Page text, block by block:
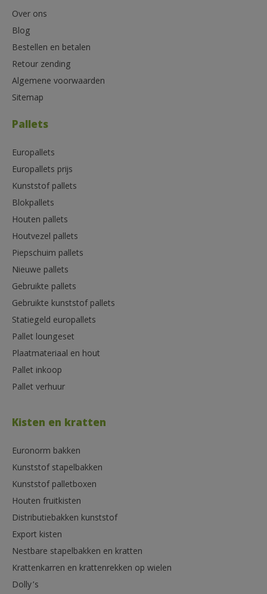
Over ons
Blog
Bestellen en betalen
Retour zending
Algemene voorwaarden
Sitemap
Pallets
Europallets
Europallets prijs
Kunststof pallets
Blokpallets
Houten pallets
Houtvezel pallets
Piepschuim pallets
Nieuwe pallets
Gebruikte pallets
Gebruikte kunststof pallets
Statiegeld europallets
Pallet loungeset
Plaatmateriaal en hout
Pallet inkoop
Pallet verhuur
Kisten en kratten
Euronorm bakken
Kunststof stapelbakken
Kunststof palletboxen
Houten fruitkisten
Distributiebakken kunststof
Export kisten
Nestbare stapelbakken en kratten
Krattenkarren en krattenrekken op wielen
Dolly’s